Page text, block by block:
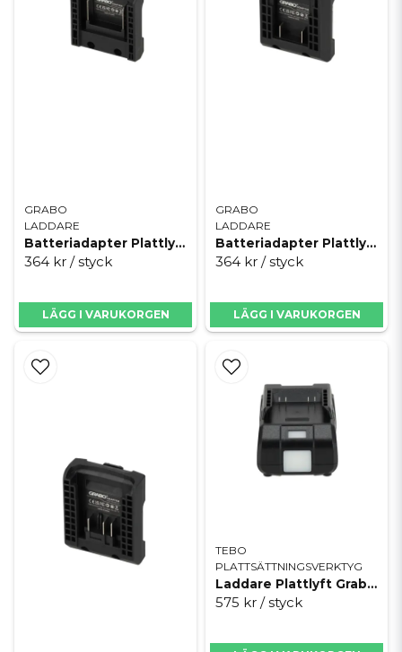
GRABO
LADDARE
Batteriadapter Plattlyft Grabo Pro Brushless Makita
364 kr / styck
LÄGG I VARUKORGEN
GRABO
LADDARE
Batteriadapter Plattlyft Grabo Pro Brushless DeWalt
364 kr / styck
LÄGG I VARUKORGEN
TEBO
PLATTSÄTTNINGSVERKTYG
Laddare Plattlyft Grabo Pro Brushless
575 kr / styck